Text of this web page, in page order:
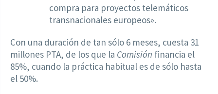
compra para proyectos telemáticos
transnacionales europeos».
Con una duración de tan sólo 6 meses, cuesta 31
millones PTA, de los que la Comisión financia el
85%, cuando la práctica habitual es de sólo hasta
el 50%.